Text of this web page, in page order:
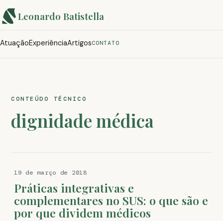
Leonardo Batistella
AtuaçãoExperiênciaArtigosCONTATO
CONTEÚDO TÉCNICO
dignidade médica
19 de março de 2018
Práticas integrativas e
complementares no SUS: o que são e
por que dividem médicos